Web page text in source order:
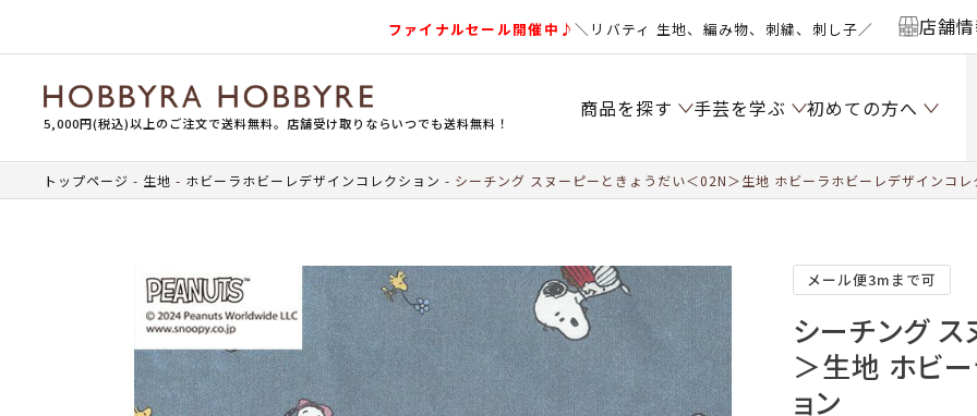
ファイナルセール開催中♪＼リバティ 生地、編み物、刺繍、刺し子／ 店舗
5,000円(税込)以上のご注文で送料無料。店舗受け取りならいつでも送料無料！
商品を探す 手芸を学ぶ 初めての方へ
トップページ 生地 ホビーラホビーレデザインコレクション シーチング スヌーピーときょうだい＜02N＞生地 ホビーラホビーレデザインコレ
メール便3mまで可
シーチング ス
＞生地 ホビ
ョン